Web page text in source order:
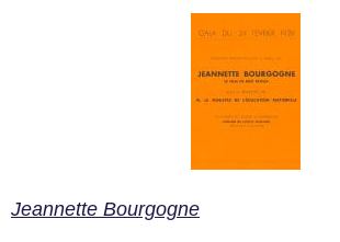
Jeannette Bourgogne